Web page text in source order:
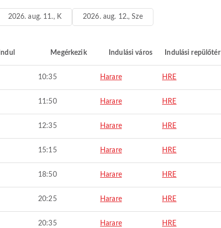
2026. aug. 11., K 2026. aug. 12., Sze
Indul Megérkezik Indulási város Indulási repülőtér
10:35 Harare HRE
11:50 Harare HRE
12:35 Harare HRE
15:15 Harare HRE
18:50 Harare HRE
20:25 Harare HRE
20:35 Harare HRE